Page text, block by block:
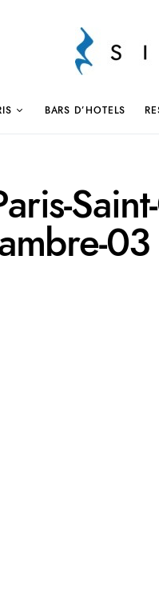
BARS D’HOTELS
03